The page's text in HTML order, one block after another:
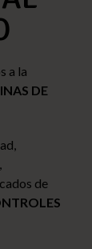
a la
DE
de